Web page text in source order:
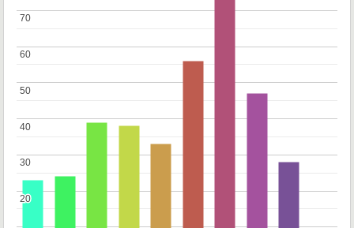
20
20
30
30
40
40
50
50
60
60
70
70